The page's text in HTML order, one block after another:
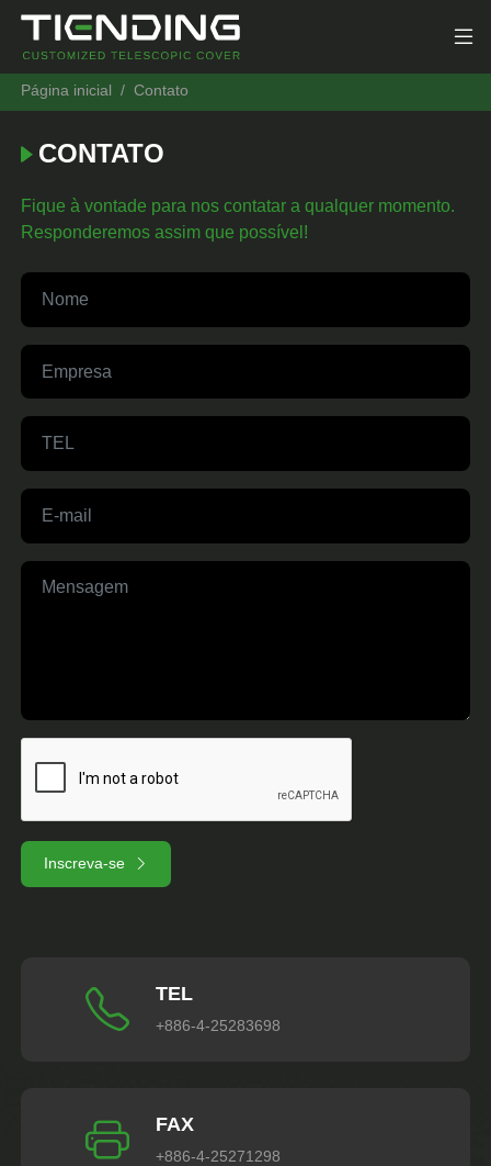
Página inicial Contato
CONTATO
Fique à vontade para nos contatar a qualquer momento.
Responderemos assim que possível!
Inscreva-se
TEL
+886-4-25283698
FAX
+886-4-25271298